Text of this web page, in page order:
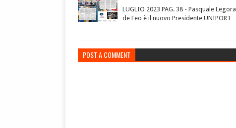
LUGLIO 2023 PAG. 38 - Pasquale Legora
de Feo è il nuovo Presidente UNIPORT
POST A COMMENT